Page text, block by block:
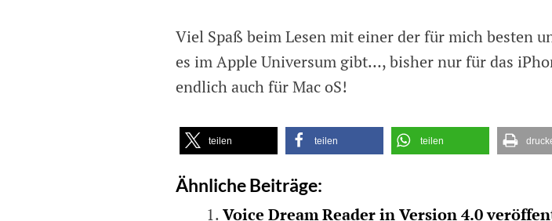
Viel Spaß beim Lesen mit einer der für mich besten
es im Apple Universum gibt…, bisher nur für das
endlich auch für Mac oS!
teilen teilen teilen
Ähnliche Beiträge:
Voice Dream Reader in Version 4.0